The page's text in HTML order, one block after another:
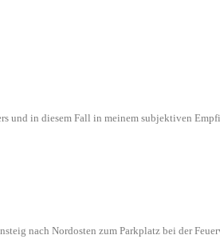
und in diesem Fall in meinem subjektiven
nach Nordosten zum Parkplatz bei der